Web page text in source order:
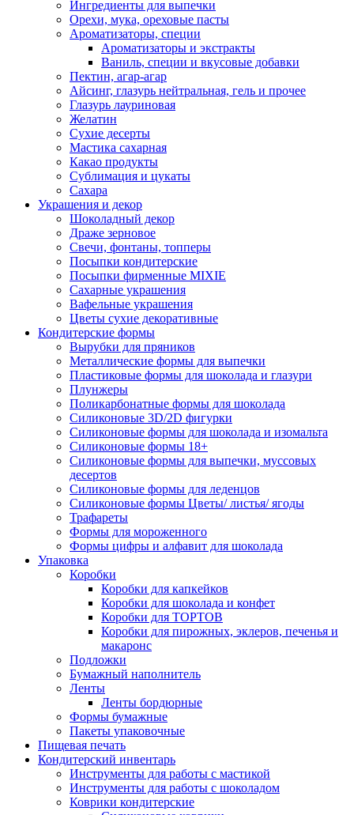
Ингредиенты для выпечки
Орехи, мука, ореховые пасты
Ароматизаторы, специи
Ароматизаторы и экстракты
Ваниль, специи и вкусовые добавки
Пектин, агар-агар
Айсинг, глазурь нейтральная, гель и прочее
Глазурь лауриновая
Желатин
Сухие десерты
Мастика сахарная
Какао продукты
Сублимация и цукаты
Сахара
Украшения и декор
Шоколадный декор
Драже зерновое
Свечи, фонтаны, топперы
Посыпки кондитерские
Посыпки фирменные MIXIE
Сахарные украшения
Вафельные украшения
Цветы сухие декоративные
Кондитерские формы
Вырубки для пряников
Металлические формы для выпечки
Пластиковые формы для шоколада и глазури
Плунжеры
Поликарбонатные формы для шоколада
Силиконовые 3D/2D фигурки
Силиконовые формы для шоколада и изомальта
Силиконовые формы 18+
Силиконовые формы для выпечки, муссовых
десертов
Силиконовые формы для леденцов
Силиконовые формы Цветы/ листья/ ягоды
Трафареты
Формы для мороженного
Формы цифры и алфавит для шоколада
Упаковка
Коробки
Коробки для капкейков
Коробки для шоколада и конфет
Коробки для ТОРТОВ
Коробки для пирожных, эклеров, печенья и
макаронс
Подложки
Бумажный наполнитель
Ленты
Ленты бордюрные
Формы бумажные
Пакеты упаковочные
Пищевая печать
Кондитерский инвентарь
Инструменты для работы с мастикой
Инструменты для работы с шоколадом
Коврики кондитерские